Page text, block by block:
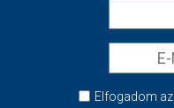
Elfogadom az